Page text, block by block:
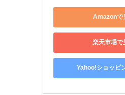
Amazonで
楽天市場で
Yahoo!ショッピ